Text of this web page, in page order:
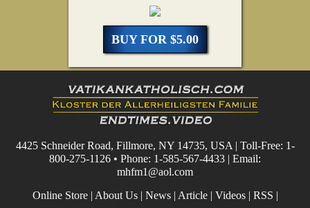
BUY FOR $5.00
4425 Schneider Road, Fillmore, NY 14735, USA | Toll-Free: 1-
800-275-1126 • Phone: 1-585-567-4433 | Email:
mhfm1@aol.com
Online Store| About Us| News| Article| Videos| RSS |